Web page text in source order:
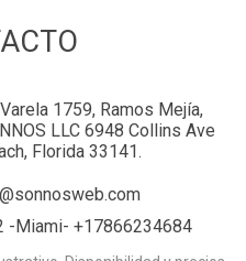
1759, Ramos Mejía,
LLC 6948 Collins Ave
Florida 33141.
-Miami- +17866234684